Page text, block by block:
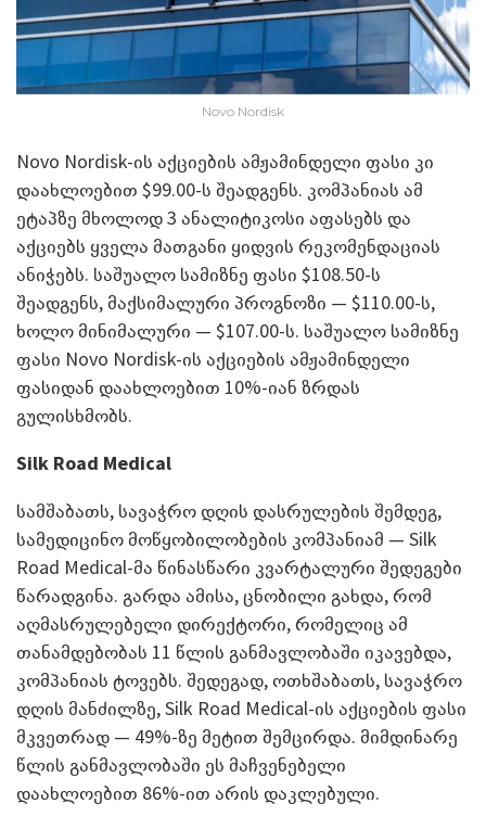
Novo Nordisk
Novo Nordisk-ის აქციების ამჟამინდელი ფასი კი
დაახლოებით $99.00-ს შეადგენს. კომპანიას ამ
ეტაპზე მხოლოდ 3 ანალიტიკოსი აფასებს და
აქციებს ყველა მათგანი ყიდვის რეკომენდაციას
ანიჭებს. საშუალო სამიზნე ფასი $108.50-ს
შეადგენს, მაქსიმალური პროგნოზი — $110.00-ს,
ხოლო მინიმალური — $107.00-ს. საშუალო სამიზნე
ფასი Novo Nordisk-ის აქციების ამჟამინდელი
ფასიდან დაახლოებით 10%-იან ზრდას
გულისხმობს.
Silk Road Medical
სამშაბათს, სავაჭრო დღის დასრულების შემდეგ,
სამედიცინო მოწყობილობების კომპანიამ — Silk
Road Medical-მა წინასწარი კვარტალური შედეგები
წარადგინა. გარდა ამისა, ცნობილი გახდა, რომ
აღმასრულებელი დირექტორი, რომელიც ამ
თანამდებობას 11 წლის განმავლობაში იკავებდა,
კომპანიას ტოვებს. შედეგად, ოთხშაბათს, სავაჭრო
დღის მანძილზე, Silk Road Medical-ის აქციების ფასი
მკვეთრად — 49%-ზე მეტით შემცირდა. მიმდინარე
წლის განმავლობაში ეს მაჩვენებელი
დაახლოებით 86%-ით არის დაკლებული.